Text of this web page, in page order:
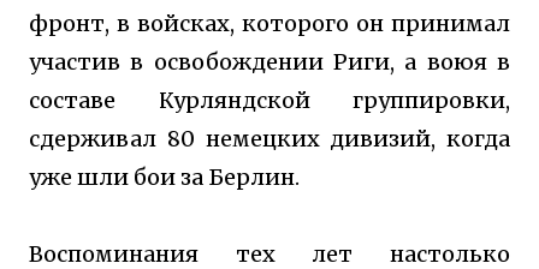
фронт, в войсках, которого он принимал
участив в освобождении Риги, а воюя в
составе Курляндской группировки,
сдерживал 80 немецких дивизий, когда
уже шли бои за Берлин.
Воспоминания тех лет настолько